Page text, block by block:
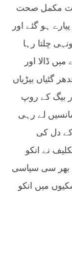
مکمل صحت
ہو گئے اور
چلتا رہا
ڈالا اور
گئیاں بیڑیاں
بیگ کے روپ
لے رہی
افتخار کے دل کی
نے انکو
بھر سی سیاسی
میں انکو